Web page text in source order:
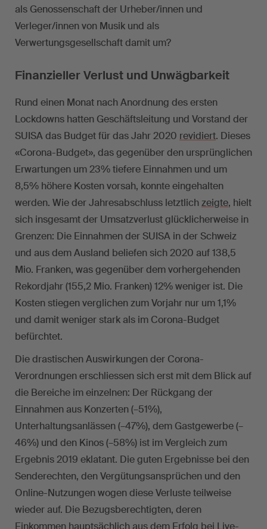
als Genossenschaft der Urheber/innen und
Verleger/innen von Musik und als
Verwertungsgesellschaft damit um?
Finanzieller Verlust und Unwägbarkeit
Rund einen Monat nach Anordnung des ersten
Lockdowns hatten Geschäftsleitung und Vorstand der
SUISA das Budget für das Jahr 2020 revidiert. Dieses
«Corona-Budget», das gegenüber den ursprünglichen
Erwartungen um 23% tiefere Einnahmen und um
8,5% höhere Kosten vorsah, konnte eingehalten
werden. Wie der Jahresabschluss letztlichzeigte, hielt
sich insgesamt der Umsatzverlust glücklicherweise in
Grenzen: Die Einnahmen der SUISA in der Schweiz
und aus dem Ausland beliefen sich 2020 auf 138,5
Mio. Franken, was gegenüber dem vorhergehenden
Rekordjahr (155,2 Mio. Franken) 12% weniger ist. Die
Kosten stiegen verglichen zum Vorjahr nur um 1,1%
und damit weniger stark als im Corona-Budget
befürchtet.
Die drastischen Auswirkungen der Corona-
Verordnungen erschliessen sich erst mit dem Blick auf
die Bereiche im einzelnen: Der Rückgang der
Einnahmen aus Konzerten (–51%),
Unterhaltungsanlässen (–47%), dem Gastgewerbe (–
46%) und den Kinos (–58%) ist im Vergleich zum
Ergebnis 2019 eklatant. Die guten Ergebnisse bei den
Senderechten, den Vergütungsansprüchen und den
Online-Nutzungen wogen diese Verluste teilweise
wieder auf. Die Bezugsberechtigten, deren
Einkommen hauptsächlich aus dem Erfolg bei Live-